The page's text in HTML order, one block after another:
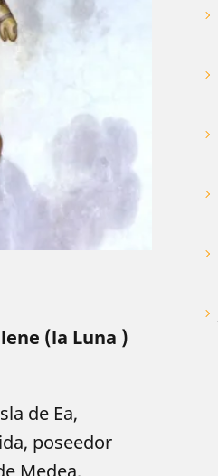
(la Luna )
de Ea,
poseedor
Medea,